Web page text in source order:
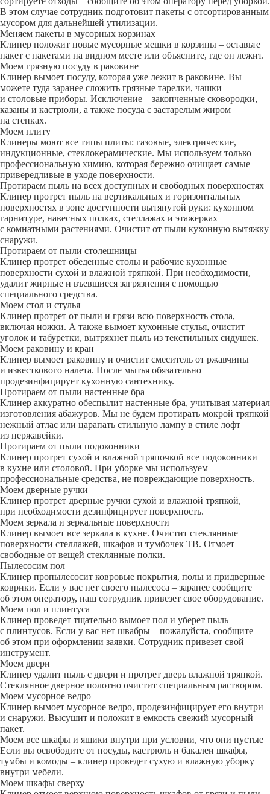
В этом случае сотрудник подготовит пакеты с отсортированным
мусором для дальнейшей утилизации.
Меняем пакеты в мусорных корзинах
Клинер положит новые мусорные мешки в корзины – оставьте
пакет с пакетами на видном месте или объясните, где он лежит.
Моем грязную посуду в раковине
Клинер вымоет посуду, которая уже лежит в раковине. Вы
можете туда заранее сложить грязные тарелки, чашки
и столовые приборы. Исключение – закопченные сковородки,
казаны и кастрюли, а также посуда с застарелым жиром
на стенках.
Моем плиту
Клинеры моют все типы плиты: газовые, электрические,
индукционные, стеклокерамические. Мы используем только
профессиональную химию, которая бережно очищает самые
привередливые в уходе поверхности.
Протираем пыль на всех доступных и свободных поверхностях
Клинер протрет пыль на вертикальных и горизонтальных
поверхностях в зоне доступности вытянутой руки: кухонном
гарнитуре, навесных полках, стеллажах и этажерках
с комнатными растениями. Очистит от пыли кухонную вытяжку
снаружи.
Протираем от пыли столешницы
Клинер протрет обеденные столы и рабочие кухонные
поверхности сухой и влажной тряпкой. При необходимости,
удалит жирные и въевшиеся загрязнения с помощью
специального средства.
Моем стол и стулья
Клинер протрет от пыли и грязи всю поверхность стола,
включая ножки. А также вымоет кухонные стулья, очистит
уголок и табуретки, вытряхнет пыль из текстильных сидушек.
Моем раковину и кран
Клинер вымоет раковину и очистит смеситель от ржавчины
и известкового налета. После мытья обязательно
продезинфицирует кухонную сантехнику.
Протираем от пыли настенные бра
Клинер аккуратно обеспылит настенные бра, учитывая материал
изготовления абажуров. Мы не будем протирать мокрой тряпкой
нежный атлас или царапать стильную лампу в стиле лофт
из нержавейки.
Протираем от пыли подоконники
Клинер протрет сухой и влажной тряпочкой все подоконники
в кухне или столовой. При уборке мы используем
профессиональные средства, не повреждающие поверхность.
Моем дверные ручки
Клинер протрет дверные ручки сухой и влажной тряпкой,
при необходимости дезинфицирует поверхность.
Моем зеркала и зеркальные поверхности
Клинер вымоет все зеркала в кухне. Очистит стеклянные
поверхности стеллажей, шкафов и тумбочек ТВ. Отмоет
свободные от вещей стеклянные полки.
Пылесосим пол
Клинер пропылесосит ковровые покрытия, полы и придверные
коврики. Если у вас нет своего пылесоса – заранее сообщите
об этом оператору, наш сотрудник привезет свое оборудование.
Моем пол и плинтуса
Клинер проведет тщательно вымоет пол и уберет пыль
с плинтусов. Если у вас нет швабры – пожалуйста, сообщите
об этом при оформлении заявки. Сотрудник привезет свой
инструмент.
Моем двери
Клинер удалит пыль с двери и протрет дверь влажной тряпкой.
Стеклянное дверное полотно очистит специальным раствором.
Моем мусорное ведро
Клинер вымоет мусорное ведро, продезинфицирует его внутри
и снаружи. Высушит и положит в емкость свежий мусорный
пакет.
Моем все шкафы и ящики внутри при условии, что они пустые
Если вы освободите от посуды, кастрюль и бакалеи шкафы,
тумбы и комоды – клинер проведет сухую и влажную уборку
внутри мебели.
Моем шкафы сверху